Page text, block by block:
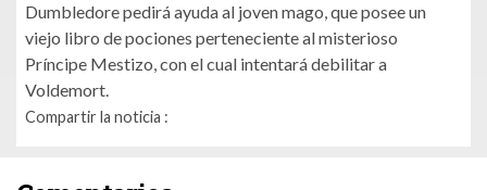
Dumbledore pedirá ayuda al joven mago, que posee un
viejo libro de pociones perteneciente al misterioso
Príncipe Mestizo, con el cual intentará debilitar a
Voldemort.
Compartir la noticia :